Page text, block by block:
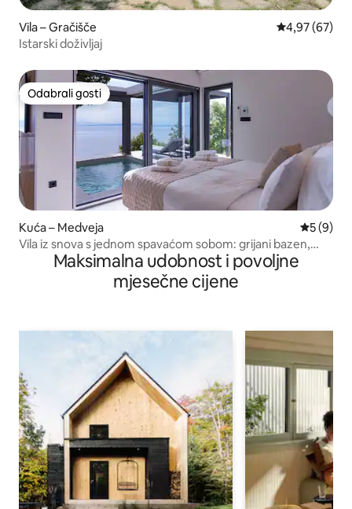
Vila – Gračišče Prosječna
4,97 (67)
Istarski doživljaj
Odabrali gosti
Odabrali gosti
Kuća – Medveja
5 (9)
Vila iz snova s jednom spavaćom sobom: grijani bazen,
masažna kada i sauna!
Maksimalna udobnost i povoljne
mjesečne cijene